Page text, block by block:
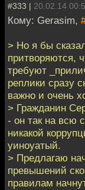
#333 | 20.02.14
Кому: Gerasim,
> Но я бы
притворяются,
требуют
реплики сразу
важно и очень
> Гражданин
- он так на всю
никакой
уиноуатый.
> Предлагаю
превышений
правилам